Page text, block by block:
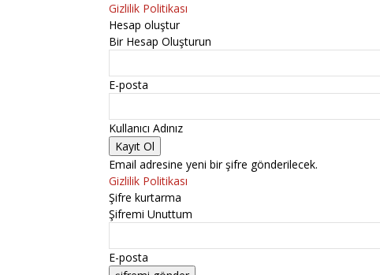
Gizlilik Politikası
Hesap oluştur
Bir Hesap Oluşturun
E-posta
Kullanıcı Adınız
Email adresine yeni bir şifre gönderilecek.
Gizlilik Politikası
Şifre kurtarma
Şifremi Unuttum
E-posta